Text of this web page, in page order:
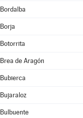
Bordalba
Borja
Botorrita
Brea de Aragón
Bubierca
Bujaraloz
Bulbuente